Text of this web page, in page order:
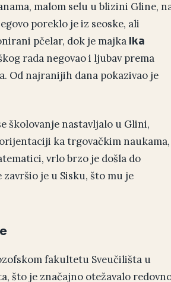
malom selu u blizini Gline,
poreklo je iz seoske, ali
pčelar, dok je majka Ika
rada negovao i ljubav prema
Od najranijih dana pokazivao je
školovanje nastavljalo u Glini,
ka trgovačkim naukama,
vrlo brzo je došla do
je u Sisku, što mu je
fakultetu Sveučilišta u
što je značajno otežavalo